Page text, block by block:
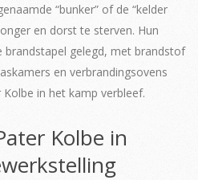
“bunker” of de “kelder
en dorst te sterven. Hun
gelegd, met brandstof
en verbrandingsovens
in het kamp verbleef.
Kolbe in